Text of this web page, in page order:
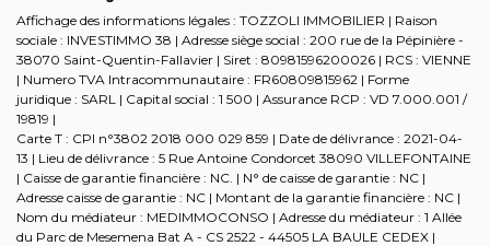
Affichage des informations légales : TOZZOLI IMMOBILIER | Raison
sociale : INVESTIMMO 38 | Adresse siège social : 200 rue de la Pépinière -
38070 Saint-Quentin-Fallavier | Siret : 80981596200026 | RCS : VIENNE
| Numero TVA Intracommunautaire : FR60809815962 | Forme
juridique : SARL | Capital social : 1 500 | Assurance RCP : VD 7.000.001 /
19819 |
Carte T : CPI n°3802 2018 000 029 859 | Date de délivrance : 2021-04-
13 | Lieu de délivrance : 5 Rue Antoine Condorcet 38090 VILLEFONTAINE
| Caisse de garantie financière : NC. | N° de caisse de garantie : NC |
Adresse caisse de garantie : NC | Montant de la garantie financière : NC |
Nom du médiateur : MEDIMMOCONSO | Adresse du médiateur : 1 Allée
du Parc de Mesemena Bat A - CS 2522 - 44505 LA BAULE CEDEX |